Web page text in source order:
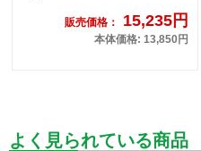
販売価格： 15,235円
本体価格: 13,850円
よく見られている商品